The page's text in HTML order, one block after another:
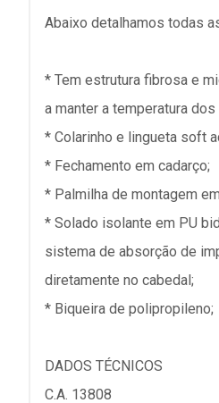
Abaixo detalhamos todas
* Tem estrutura fibrosa e
a manter a temperatura dos
* Colarinho e lingueta soft
* Fechamento em cadarço;
* Palmilha de montagem
* Solado isolante em PU
sistema de absorção de
diretamente no cabedal;
* Biqueira de polipropileno;
DADOS TÉCNICOS
C.A. 13808